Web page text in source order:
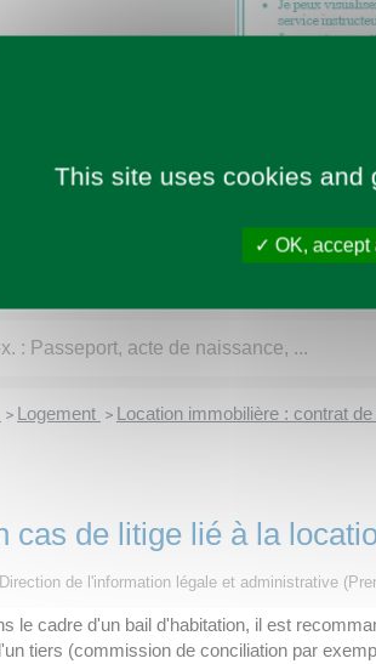
Découvrir
Municipalité
À tout âge
Vie pratique
Loisirs
Imaginer demain
> Logement > Location immobilière : contrat
cas de litige lié à la
de l'information légale et administrative
le cadre d'un bail d'habitation, il est
tiers (commission de conciliation par
This site uses cookies and
OK, accept